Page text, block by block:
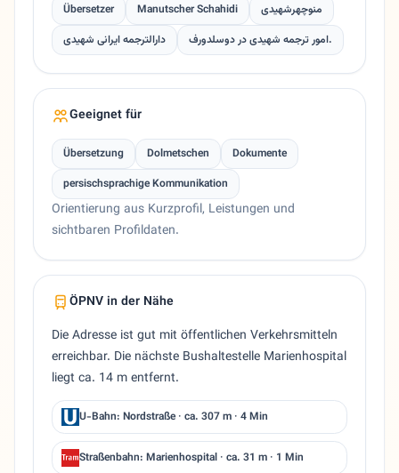
Übersetzer Manutscher Schahidi
منوچهرشهیدی
دارالترجمه ایرانی شهیدی
امور ترجمه شهیدی در دوسلدورف.
Geeignet für
Übersetzung Dolmetschen
Dokumente
persischsprachige Kommunikation
Orientierung aus Kurzprofil, Leistungen und
sichtbaren Profildaten.
ÖPNV in der Nähe
Die Adresse ist gut mit öffentlichen Verkehrsmitteln
erreichbar. Die nächste Bushaltestelle Marienhospital
liegt ca. 14 m entfernt.
U-Bahn: Nordstraße · ca. 307 m · 4 Min
Straßenbahn: Marienhospital · ca. 31 m · 1 Min